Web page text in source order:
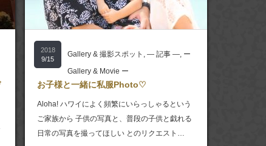
2018
9/15
Gallery & 撮影スポット , ― 記事 ―, ー
Gallery & Movie ー
お子様と一緒に私服Photo♡
Aloha! ハワイによく頻繁にいらっしゃるという
ご家族から 子供の写真と、普段の子供と戯れる
日常の写真を撮ってほしい とのリクエスト…